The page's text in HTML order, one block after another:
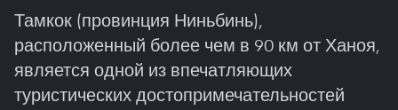
Тамкок (провинция Ниньбинь),
расположенный более чем в 90 км от Ханоя,
является одной из впечатляющих
туристических достопримечательностей